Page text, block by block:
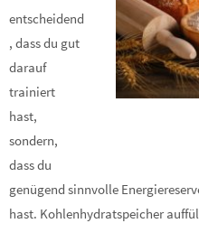
entscheidend
, dass du gut
darauf
trainiert
hast,
sondern,
dass du
genügend sinnvolle
hast. Kohlenhydratspeicher